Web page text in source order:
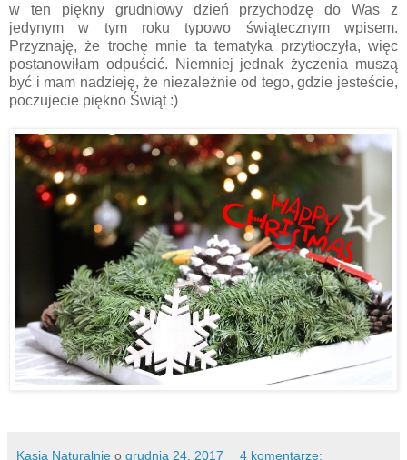
w ten piękny grudniowy dzień przychodzę do Was z
jedynym w tym roku typowo świątecznym wpisem.
Przyznaję, że trochę mnie ta tematyka przytłoczyła, więc
postanowiłam odpuścić. Niemniej jednak życzenia muszą
być i mam nadzieję, że niezależnie od tego, gdzie jesteście,
poczujecie piękno Świąt :)
Kasia Naturalnie o grudnia 24, 2017 4 komentarze: